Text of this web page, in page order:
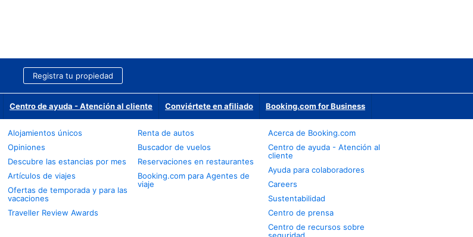
Registra tu propiedad
Centro de ayuda - Atención al cliente Conviértete en afiliado Booking.com for Business
Alojamientos únicos
Opiniones
Descubre las estancias por mes
Artículos de viajes
Ofertas de temporada y para las
vacaciones
Traveller Review Awards
Renta de autos
Buscador de vuelos
Reservaciones en restaurantes
Booking.com para Agentes de
viaje
Acerca de Booking.com
Centro de ayuda - Atención al
cliente
Ayuda para colaboradores
Careers
Sustentabilidad
Centro de prensa
Centro de recursos sobre